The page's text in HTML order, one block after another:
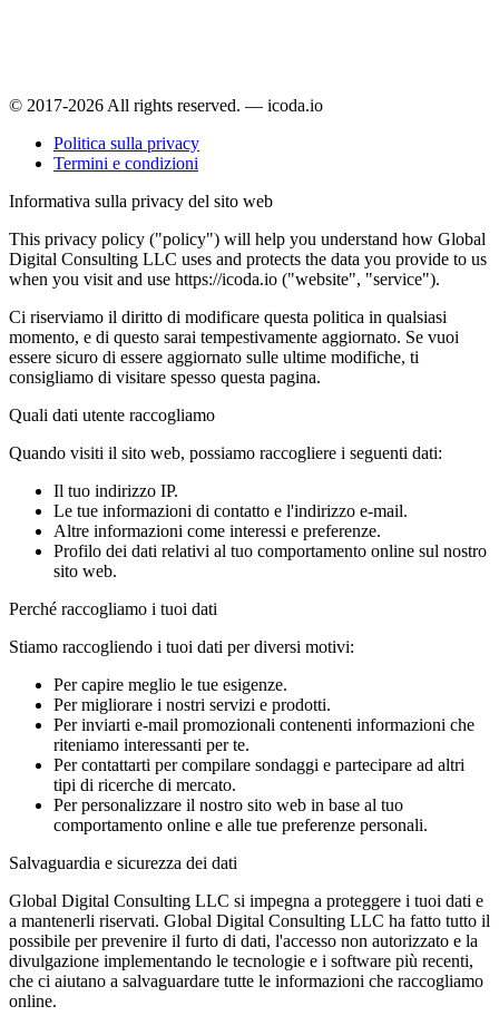
© 2017-2026 All rights reserved. — icoda.io
Politica sulla privacy
Termini e condizioni
Informativa sulla privacy del sito web
This privacy policy ("policy") will help you understand how Global
Digital Consulting LLC uses and protects the data you provide to us
when you visit and use https://icoda.io ("website", "service").
Ci riserviamo il diritto di modificare questa politica in qualsiasi
momento, e di questo sarai tempestivamente aggiornato. Se vuoi
essere sicuro di essere aggiornato sulle ultime modifiche, ti
consigliamo di visitare spesso questa pagina.
Quali dati utente raccogliamo
Quando visiti il sito web, possiamo raccogliere i seguenti dati:
Il tuo indirizzo IP.
Le tue informazioni di contatto e l'indirizzo e-mail.
Altre informazioni come interessi e preferenze.
Profilo dei dati relativi al tuo comportamento online sul nostro
sito web.
Perché raccogliamo i tuoi dati
Stiamo raccogliendo i tuoi dati per diversi motivi:
Per capire meglio le tue esigenze.
Per migliorare i nostri servizi e prodotti.
Per inviarti e-mail promozionali contenenti informazioni che
riteniamo interessanti per te.
Per contattarti per compilare sondaggi e partecipare ad altri
tipi di ricerche di mercato.
Per personalizzare il nostro sito web in base al tuo
comportamento online e alle tue preferenze personali.
Salvaguardia e sicurezza dei dati
Global Digital Consulting LLC si impegna a proteggere i tuoi dati e
a mantenerli riservati. Global Digital Consulting LLC ha fatto tutto il
possibile per prevenire il furto di dati, l'accesso non autorizzato e la
divulgazione implementando le tecnologie e i software più recenti,
che ci aiutano a salvaguardare tutte le informazioni che raccogliamo
online.